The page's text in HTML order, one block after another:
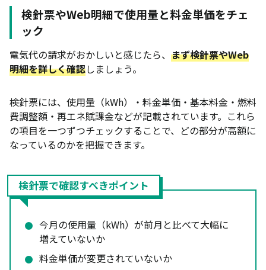
電気料金プランを比較して切り替える
消費電力の多い家電の使い方を見直す
契約アンペア数を下げて基本料金を減らす
まとめ
検針票やWeb明細で使用量と料金単価をチェ
ック
電気代の請求がおかしいと感じたら、 まず検針票やWeb
明細を詳しく確認しましょう。
検針票には、使用量（kWh）・料金単価・基本料金・燃料
費調整額・再エネ賦課金などが記載されています。これら
の項目を一つずつチェックすることで、どの部分が高額に
なっているのかを把握できます。
検針票で確認すべきポイント
今月の使用量（kWh）が前月と比べて大幅に
増えていないか
料金単価が変更されていないか